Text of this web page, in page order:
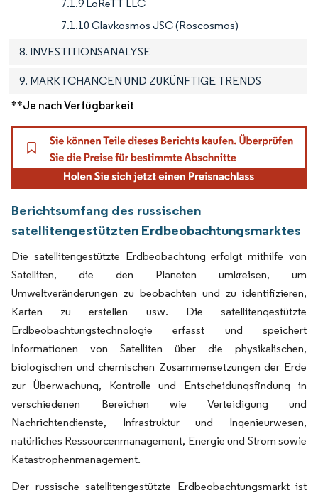
7.1.9 LoReTT LLC
7.1.10 Glavkosmos JSC (Roscosmos)
8. INVESTITIONSANALYSE
9. MARKTCHANCEN UND ZUKÜNFTIGE TRENDS
**Je nach Verfügbarkeit
Berichtsumfang des russischen
satellitengestützten Erdbeobachtungsmarktes
Die satellitengestützte Erdbeobachtung erfolgt mithilfe von
Satelliten, die den Planeten umkreisen, um
Umweltveränderungen zu beobachten und zu identifizieren,
Karten zu erstellen usw. Die satellitengestützte
Erdbeobachtungstechnologie erfasst und speichert
Informationen von Satelliten über die physikalischen,
biologischen und chemischen Zusammensetzungen der Erde
zur Überwachung, Kontrolle und Entscheidungsfindung in
verschiedenen Bereichen wie Verteidigung und
Nachrichtendienste, Infrastruktur und Ingenieurwesen,
natürliches Ressourcenmanagement, Energie und Strom sowie
Katastrophenmanagement.
Der russische satellitengestützte Erdbeobachtungsmarkt ist